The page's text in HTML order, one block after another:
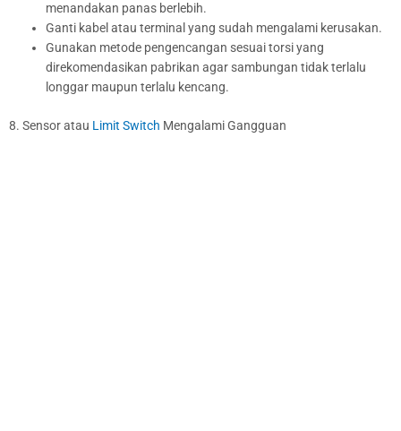
menandakan panas berlebih.
Ganti kabel atau terminal yang sudah mengalami kerusakan.
Gunakan metode pengencangan sesuai torsi yang
direkomendasikan pabrikan agar sambungan tidak terlalu
longgar maupun terlalu kencang.
8. Sensor atau Limit Switch Mengalami Gangguan